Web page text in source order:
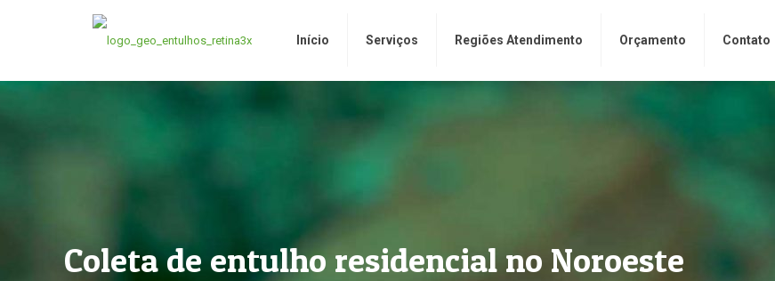
Início Serviços Regiões Atendimento Orçamento Contato
Coleta de entulho residencial no Noroeste